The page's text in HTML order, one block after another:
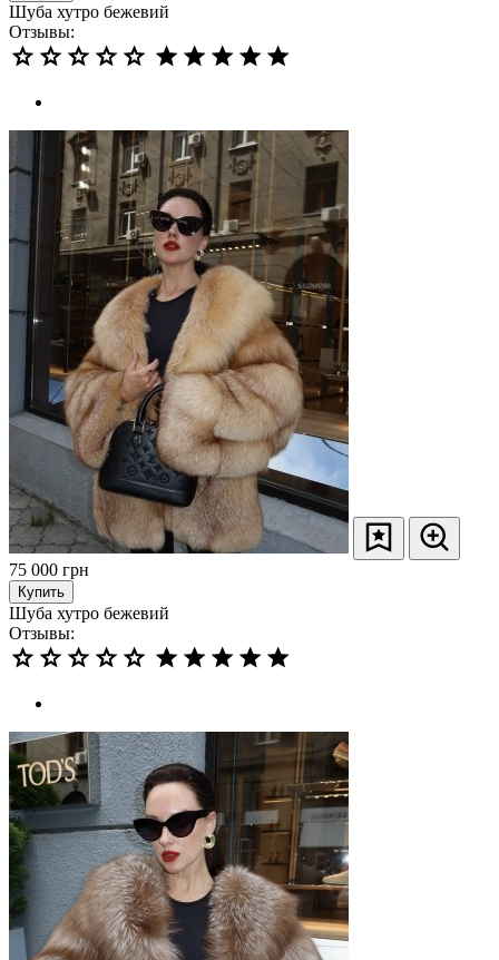
Шуба хутро бежевий
Отзывы:
75 000 грн
Купить
Шуба хутро бежевий
Отзывы: